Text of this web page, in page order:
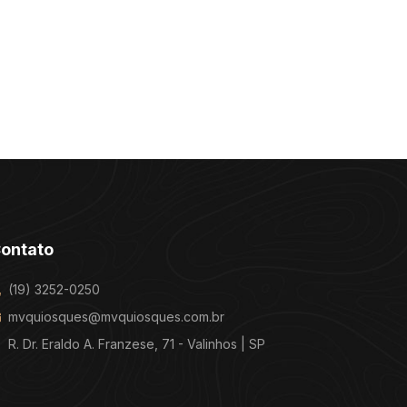
(19) 3252-0250
mvquiosques@mvquiosques.com.br
R. Dr. Eraldo A. Franzese, 71 - Valinhos | SP